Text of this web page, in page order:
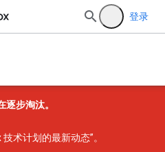
登录
步淘汰。
技术计划的最新动态”。